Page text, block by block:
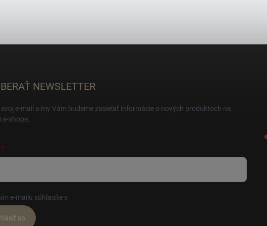
NEWSLETTER
e-mail a my Vám budeme zasielať informácie o nových produktoch na
e-shope.
e-mailu súhlasíte s
sa